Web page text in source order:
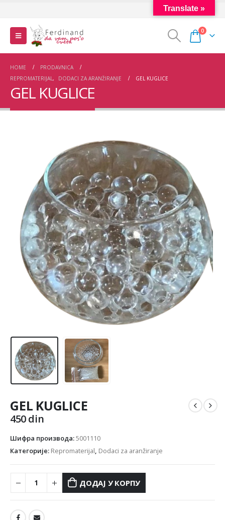
0
HOME
PRODAVNICA
REPROMATERIJAL, DODACI ZA ARANŽIRANJE GEL KUGLICE
GEL KUGLICE
GEL KUGLICE
450din
Шифра производа:5001110
Категорије: Repromaterijal, Dodaci za aranžiranje
ДОДАЈ У КОРПУ
Translate »